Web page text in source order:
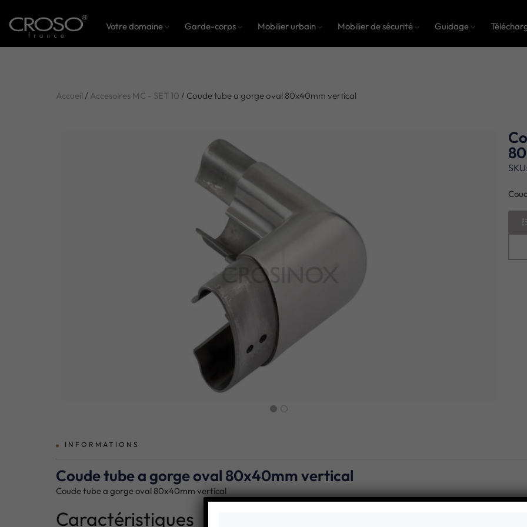
Votre domaine Garde-corps Mobilier urbain Mobilier de sécurité Guidage
Accueil / Accesoires MC - SET 10 / Coude tube a gorge oval 80x40mm vertical
INFORMATIONS
Coude tube a gorge oval 80x40mm vertical
Coude tube a gorge oval 80x40mm vertical
Caractéristiques